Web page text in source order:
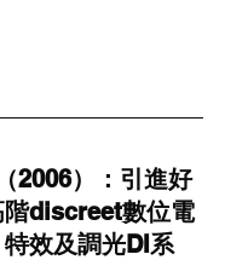
2006）：引進好
階discreet數位電
效及調光DI系